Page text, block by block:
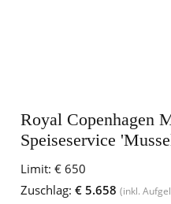
Royal Copenhagen
Speiseservice
Limit: € 650
Zuschlag: € 5.658 (inkl.